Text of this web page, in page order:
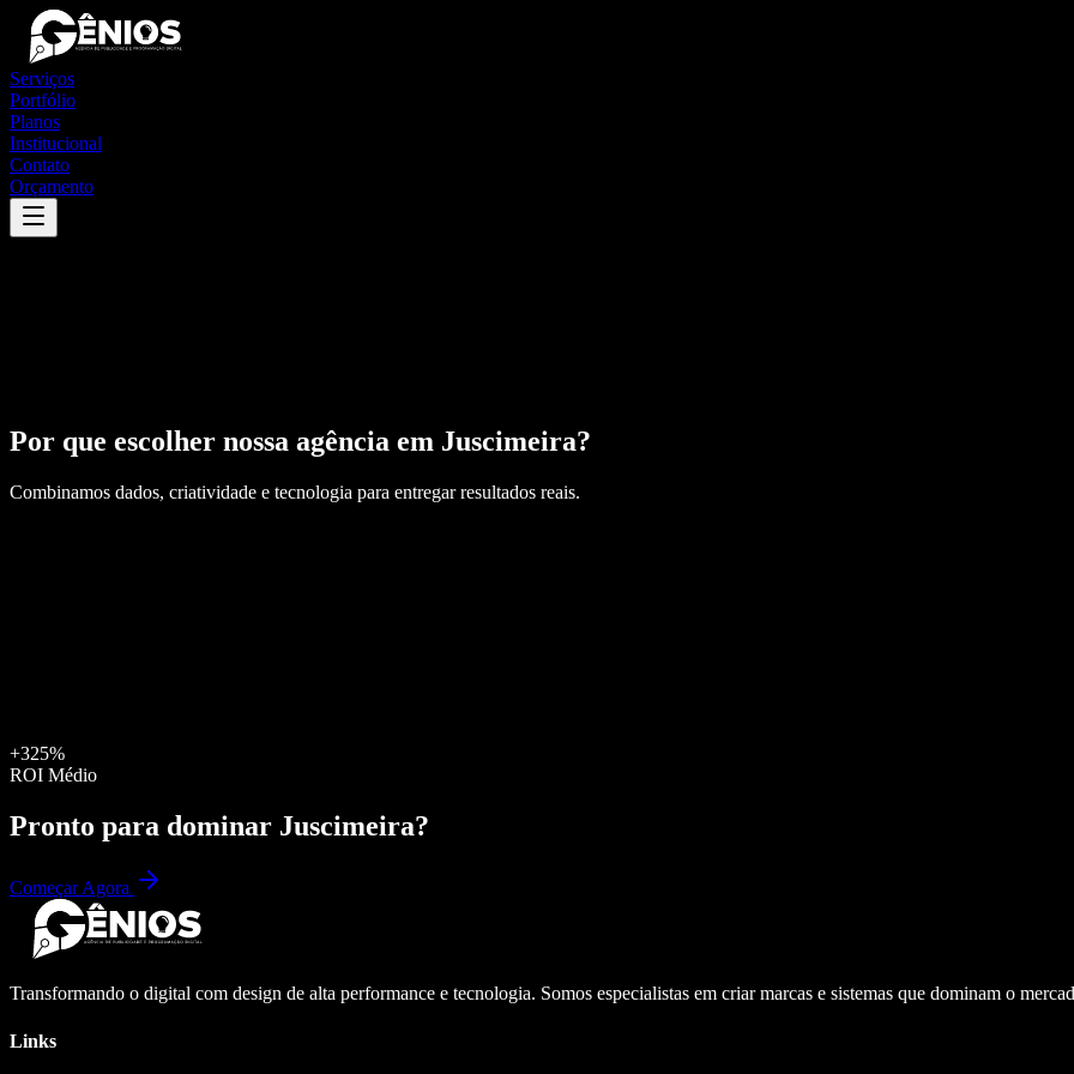
Serviços
Portfólio
Planos
Institucional
Contato
Orçamento
Por que escolher nossa agência em Juscimeira?
Combinamos dados, criatividade e tecnologia para entregar resultados reais.
+325%
ROI Médio
Pronto para dominar Juscimeira?
Começar Agora
Transformando o digital com design de alta performance e tecnologia. Somos especialistas em criar marcas e sistemas que dominam o
Links